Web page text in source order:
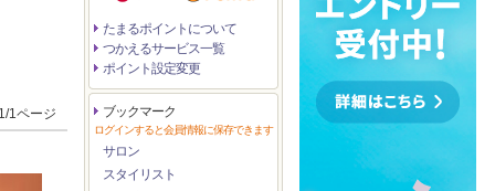
1ページ
たまるポイントについて
つかえるサービス一覧
ポイント設定変更
ブックマーク
ログインすると会員情報に保存できます
サロン
スタイリスト